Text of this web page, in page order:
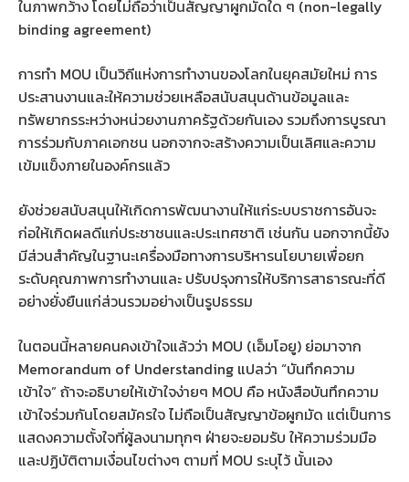
ในภาพกว้าง โดยไม่ถือว่าเป็นสัญญาผูกมัดใด ๆ (non-legally
binding agreement)
การทำ MOU เป็นวิถีแห่งการทำงานของโลกในยุคสมัยใหม่ การ
ประสานงานและให้ความช่วยเหลือสนับสนุนด้านข้อมูลและ
ทรัพยากรระหว่างหน่วยงานภาครัฐด้วยกันเอง รวมถึงการบูรณา
การร่วมกับภาคเอกชน นอกจากจะสร้างความเป็นเลิศและความ
เข้มแข็งภายในองค์กรแล้ว
ยังช่วยสนับสนุนให้เกิดการพัฒนางานให้แก่ระบบราชการอันจะ
ก่อให้เกิดผลดีแก่ประชาชนและประเทศชาติ เช่นกัน นอกจากนี้ยัง
มีส่วนสำคัญในฐานะเครื่องมือทางการบริหารนโยบายเพื่อยก
ระดับคุณภาพการทำงานและ ปรับปรุงการให้บริการสาธารณะที่ดี
อย่างยั่งยืนแก่ส่วนรวมอย่างเป็นรูปธรรม
ในตอนนี้หลายคนคงเข้าใจแล้วว่า MOU (เอ็มโอยู) ย่อมาจาก
Memorandum of Understanding แปลว่า “บันทึกความ
เข้าใจ” ถ้าจะอธิบายให้เข้าใจง่ายๆ MOU คือ หนังสือบันทึกความ
เข้าใจร่วมกันโดยสมัครใจ ไม่ถือเป็นสัญญาข้อผูกมัด แต่เป็นการ
แสดงความตั้งใจที่ผู้ลงนามทุกๆ ฝ่ายจะยอมรับ ให้ความร่วมมือ
และปฏิบัติตามเงื่อนไขต่างๆ ตามที่ MOU ระบุไว้ นั้นเอง